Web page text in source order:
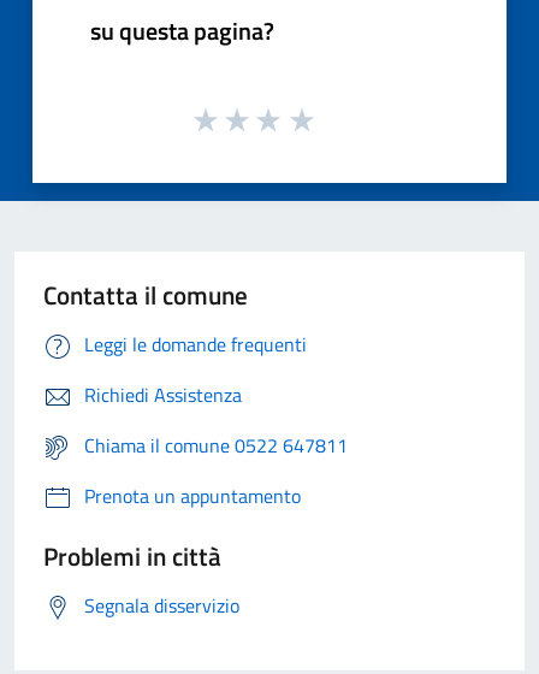
su questa pagina?
Contatta il comune
Leggi le domande frequenti
Richiedi Assistenza
Chiama il comune 0522 647811
Prenota un appuntamento
Problemi in città
Segnala disservizio